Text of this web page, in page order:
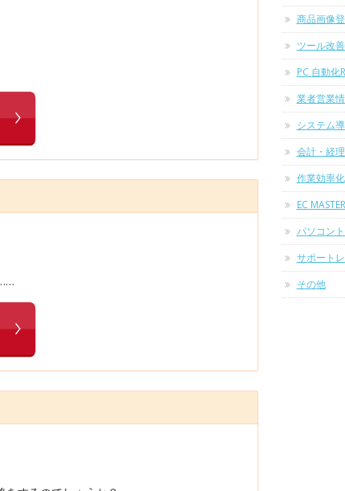
商品画像
ツール改
PC 自動化
業者営業
システム
会計・経
作業効率化
EC
パソコン
サポート
その他